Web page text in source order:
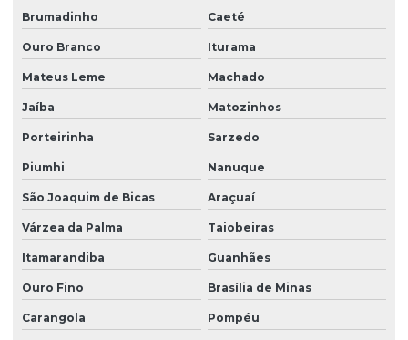
Brumadinho Caeté
Ouro Branco Iturama
Mateus Leme Machado
Jaíba Matozinhos
Porteirinha Sarzedo
Piumhi Nanuque
São Joaquim de Bicas Araçuaí
Várzea da Palma Taiobeiras
Itamarandiba Guanhães
Ouro Fino Brasília de Minas
Carangola Pompéu